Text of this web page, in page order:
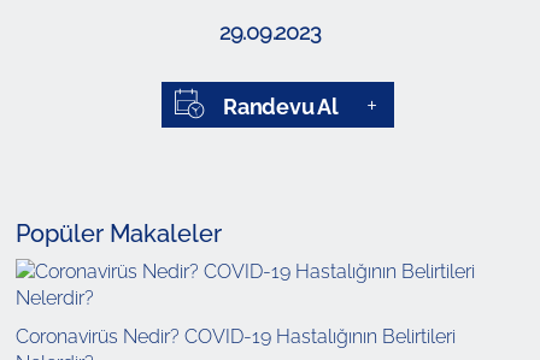
29.09.2023
Randevu Al
Popüler Makaleler
Coronavirüs Nedir? COVID-19 Hastalığının Belirtileri